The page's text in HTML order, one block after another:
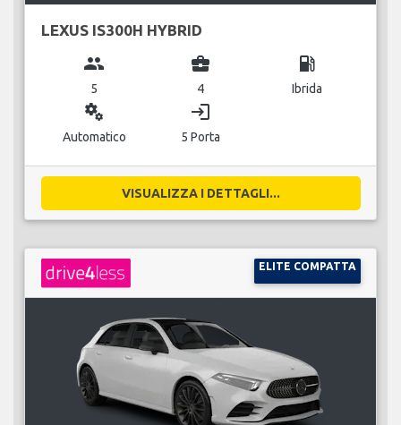
LEXUS IS300H HYBRID
group
5
business_center
4
local_gas_station
Ibrida
miscellaneous_services
Automatico
login
5 Porta
VISUALIZZA I DETTAGLI...
ELITE COMPATTA